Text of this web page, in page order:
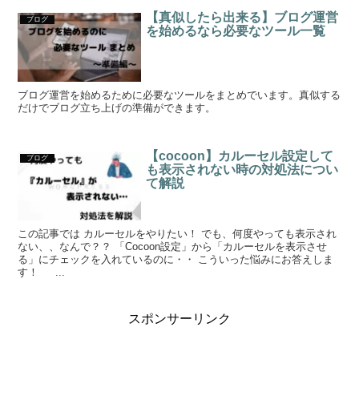
ブログ
【真似したら出来る】ブログ運営
を始めるなら必要なツール一覧
ブログ運営を始めるために必要なツールをまとめでいます。真似する
だけでブログ立ち上げの準備ができます。
ブログ
【cocoon】カルーセル設定して
も表示されない時の対処法につい
て解説
この記事では カルーセルをやりたい！ でも、何度やっても表示され
ない、、なんで？？ 「Cocoon設定」から「カルーセルを表示させ
る」にチェックを入れているのに・・ こういった悩みにお答えしま
す！ ...
スポンサーリンク